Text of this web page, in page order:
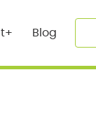
Blog